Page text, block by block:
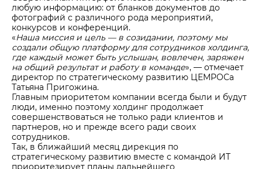
любую информацию: от бланков документов до
фотографий с различного рода мероприятий,
конкурсов и конференций.
«Наша миссия и цель — в созидании, поэтому мы
создали общую платформу для сотрудников холдинга,
где каждый может быть услышан, вовлечен, заряжен
на общий результат и работу в команде», — отмечает
директор по стратегическому развитию ЦЕМРОСа
Татьяна Пригожина.
Главным приоритетом компании всегда были и будут
люди, именно поэтому холдинг продолжает
совершенствоваться не только ради клиентов и
партнеров, но и прежде всего ради своих
сотрудников.
Так, в ближайший месяц дирекция по
стратегическому развитию вместе с командой ИТ
приоритезирует планы дальнейшего